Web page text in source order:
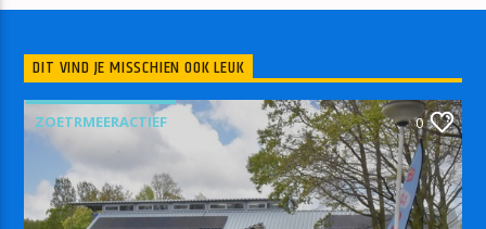
DIT VIND JE MISSCHIEN OOK LEUK
ZOETRMEERACTIEF 0